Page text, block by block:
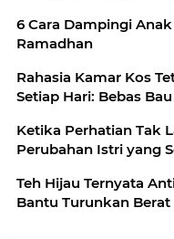
6 Cara Dampingi
Ramadhan
Rahasia Kamar Kos
Setiap Hari: Bebas
Ketika Perhatian Tak
Perubahan Istri yang
Teh Hijau Ternyata
Bantu Turunkan Berat